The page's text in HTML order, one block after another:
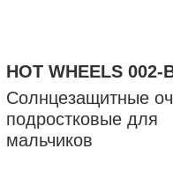
HOT WHEELS 002-
Солнцезащитные
подростковые для
мальчиков